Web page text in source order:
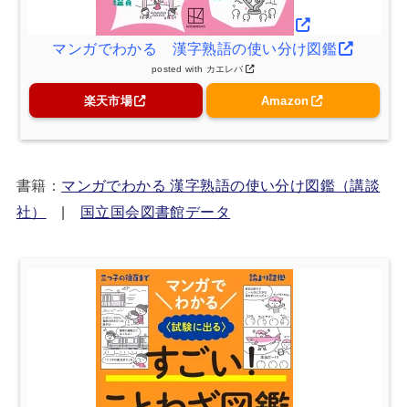
マンガでわかる 漢字熟語の使い分け図鑑
posted with カエレバ
楽天市場 Amazon
書籍： マンガでわかる 漢字熟語の使い分け図鑑（講談
社）
| 国立国会図書館データ